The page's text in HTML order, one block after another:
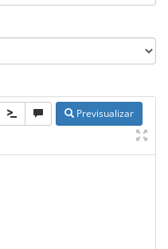
Previsualizar